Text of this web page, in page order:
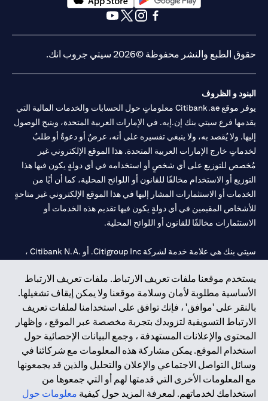
يستخدم موقعنا ملفات تعريف الارتباط. ملفات تعريف الارتباط
الأساسية مطلوبة لأمان وسلامة موقعنا ولا يمكن إيقاف تشغيلها.
بالنقر على 'موافق' ، فإنك توافق على استخدامنا لملفات تعريف
الارتباط التسويقية لتزويدك بتجربة مخصصة عبر الموقع ، وإظهار
المحتوى والإعلانات المستهدفة ، وجمع البيانات الإحصائية حول
استخدام الموقع. يمكن مشاركة هذه المعلومات مع شركائنا في
وسائل التواصل الاجتماعي والإعلان والتحليل والذين قد يجمعونها
مع المعلومات الأخرى التي قدمتها لهم أو التي جمعوها من
استخدامك لخدماتهم. لمعرفة المزيد حول كيفية معلومات حول
(opens in a new tab)
حقوق الطبع والنشر محفوظة ©2026 سيتي جروب انك.
البنود و الظروف
يوفر موقع Citibank.ae معلوماتٍ حول الحسابات والخدمات المالية التي
يقدمها فرع سيتي بنك إن.إيه. في الإمارات العربية المتحدة، ويتيح الوصول
إليها. ولا يُقصد به، ولا ينبغي تفسيره على أنه، عرضٌ أو دعوةٌ أو طلبٌ
لخدماتٍ خارج الإمارات العربية المتحدة. هذا الموقع الإلكتروني غير
مُخصص للتوزيع على أي شخصٍ أو استخدامه في أي دولةٍ يكون فيها هذا
التوزيع أو الاستخدام مخالفًا للقانون أو اللوائح المحلية، كما أن أيًا من
الخدمات أو الاستثمارات المشار إليها في هذا الموقع الإلكتروني غير متاحةٍ
للأشخاص المقيمين في أي دولةٍ يكون فيها تقديم هذه الخدمات أو
الاستثمارات مخالفًا للقانون أو اللوائح المحلية.
سيتي بنك هي علامة خدمة لشركة Citigroup Inc. أو .Citibank N.A ،
سيتي بنك إن. إيه. الإمارات مسجل لدى مصرف الإمارات المركزي تحت
أرقام التراخيص 202563 لفرع الوصل في دبي، 531989 لفرع مول
الإمارات في دبي، وCN-1002019لفرع أبوظبي. هاتف: 4000 311 04.
فرع سيتي بنك إن إيه - الإمارات العربية المتحدة مرخص من مصرف
الإمارات العربية المتحدة المركزي كفرع لبنك أجنبي.
سيتي بنك إن إيه الإمارات العربية المتحدة مرخص من هيئة الأوراق المالية
والسلع في الإمارات العربية المتحدة ("SCA") للقيام بالنشاط المالي لـ أ)
الاستشارات المالية والتعريف والترويج بموجب ترخيص رقم